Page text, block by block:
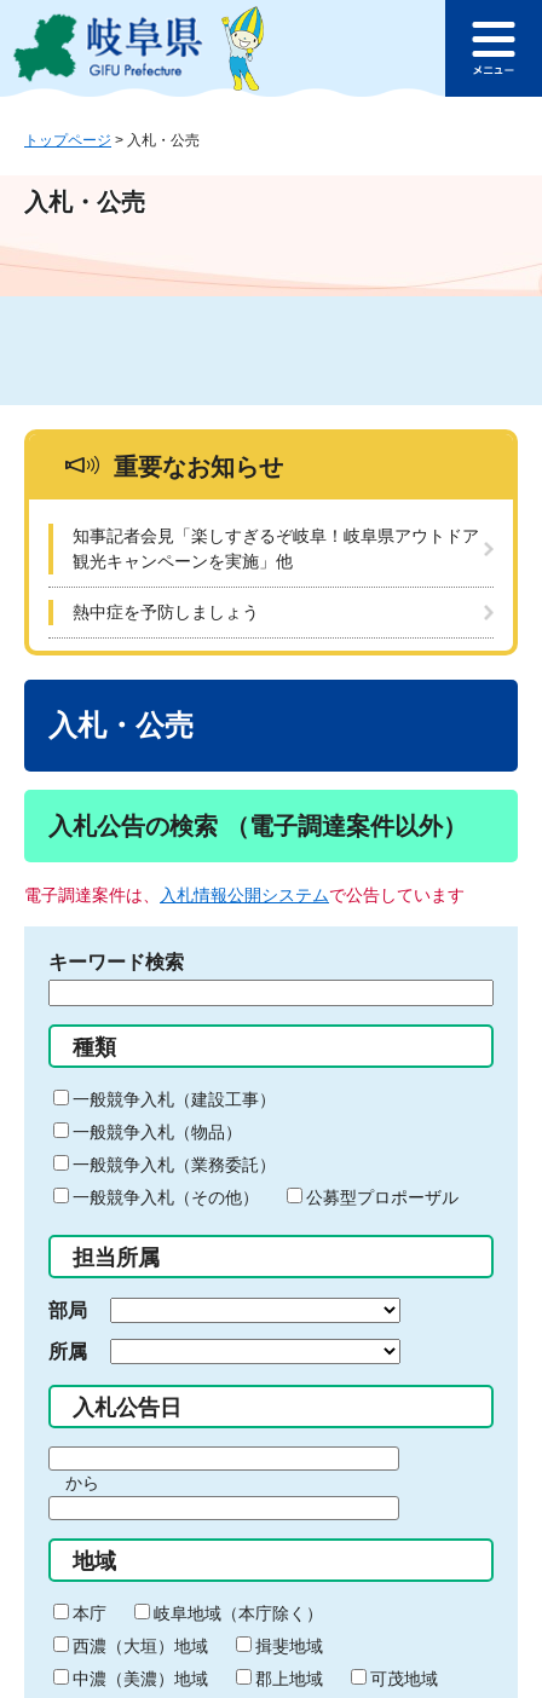
ジ
ュ
文
このページの本文へ
ュ
トップページ > 入札・公売
入札・公売
重要なお知らせ
知事記者会見「楽しすぎるぞ岐阜！岐阜県アウトドア
観光キャンペーンを実施」他
熱中症を予防しましょう
入札・公売
入札公告の検索 （電子調達案件以外）
電子調達案件は、 入札情報公開システムで公告しています
キーワード検索
る
キ
ー
ワ
ー
ド
入
力
種類
一般競争入札（建設工事）
一般競争入札（物品）
一般競争入札（業務委託）
一般競争入札（その他）
公募型プロポーザル
担当所属
部局
所属
入札公告日
間
始
り
から
間
終
わ
り
地域
本庁
岐阜地域（本庁除く）
西濃（大垣）地域
揖斐地域
中濃（美濃）地域
郡上地域
可茂地域